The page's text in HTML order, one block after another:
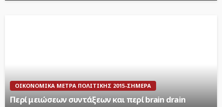
ΟΙΚΟΝΟΜΙΚΆ ΜΈΤΡΑ ΠΟΛΙΤΙΚΉΣ 2015-ΣΉΜΕΡΑ
Περί μειώσεων συντάξεων και περί brain drain